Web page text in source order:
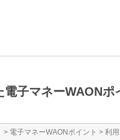
子マネーWAON
> 電子マネーWAONポイント >利